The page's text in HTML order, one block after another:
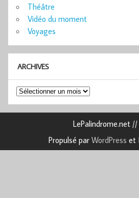
Théâtre
Vidéo du moment
Voyages
ARCHIVES
Archives
LePalindrome.net //
Propulsé par WordPress et